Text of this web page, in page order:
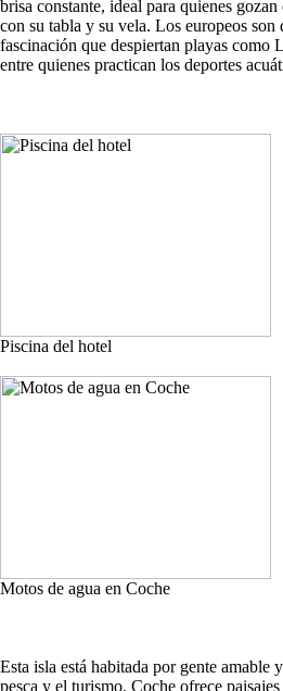
brisa constante, ideal para quienes
con su tabla y su vela. Los europeos son
fascinación que despiertan playas como
entre quienes practican los deportes
Piscina del hotel
Motos de agua en Coche
Esta isla está habitada por gente amable
pesca y el turismo. Coche ofrece